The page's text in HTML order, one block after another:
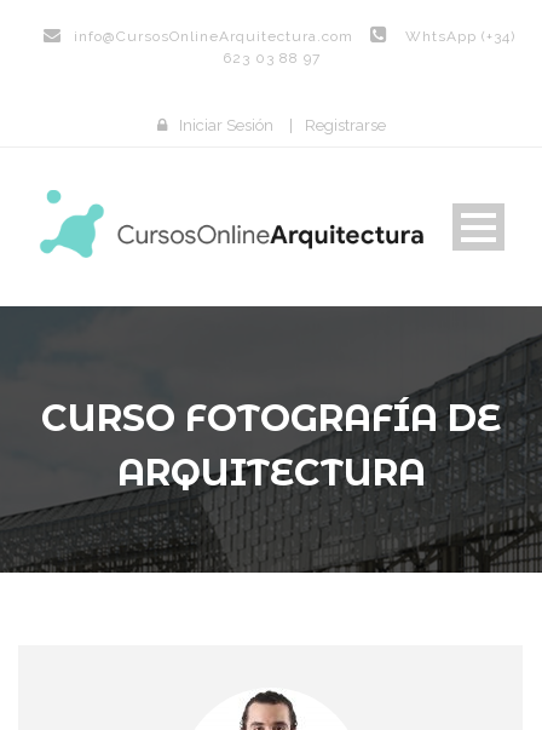
info@CursosOnlineArquitectura.com
WhtsApp (+34)
623 03 88 97
Iniciar Sesión Registrarse
CURSO FOTOGRAFÍA DE
ARQUITECTURA